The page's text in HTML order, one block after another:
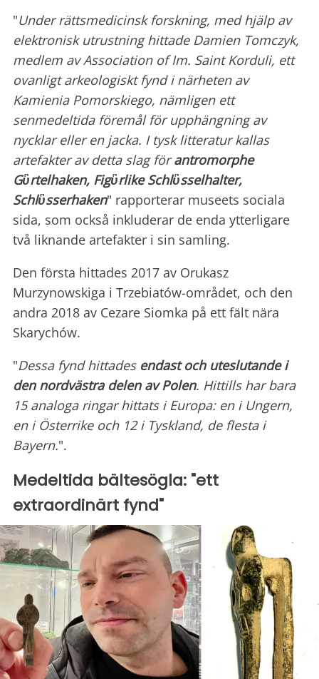
"Under rättsmedicinsk forskning, med hjälp av
elektronisk utrustning hittade Damien Tomczyk,
medlem av Association of Im. Saint Korduli, ett
ovanligt arkeologiskt fynd i närheten av
Kamienia Pomorskiego, nämligen ett
senmedeltida föremål för upphängning av
nycklar eller en jacka. I tysk litteratur kallas
artefakter av detta slag förantromorphe
Gὓrtelhaken, Figὓrlike Schlὓsselhalter,
Schlὓsserhaken" rapporterar museets sociala
sida, som också inkluderar de enda ytterligare
två liknande artefakter i sin samling.
Den första hittades 2017 av Orukasz
Murzynowskiga i Trzebiatów-området, och den
andra 2018 av Cezare Siomka på ett fält nära
Skarychów.
"Dessa fynd hittades endast och uteslutande i
den nordvästra delen av Polen. Hittills har bara
15 analoga ringar hittats i Europa: en i Ungern,
en i Österrike och 12 i Tyskland, de flesta i
Bayern.".
Medeltida bältesögla: "ett
extraordinärt fynd"